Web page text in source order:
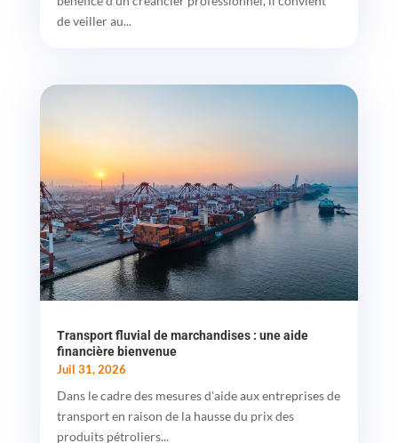
de veiller au...
Transport fluvial de marchandises : une aide
financière bienvenue
Juil 31, 2026
Dans le cadre des mesures d'aide aux entreprises de
transport en raison de la hausse du prix des
produits pétroliers...